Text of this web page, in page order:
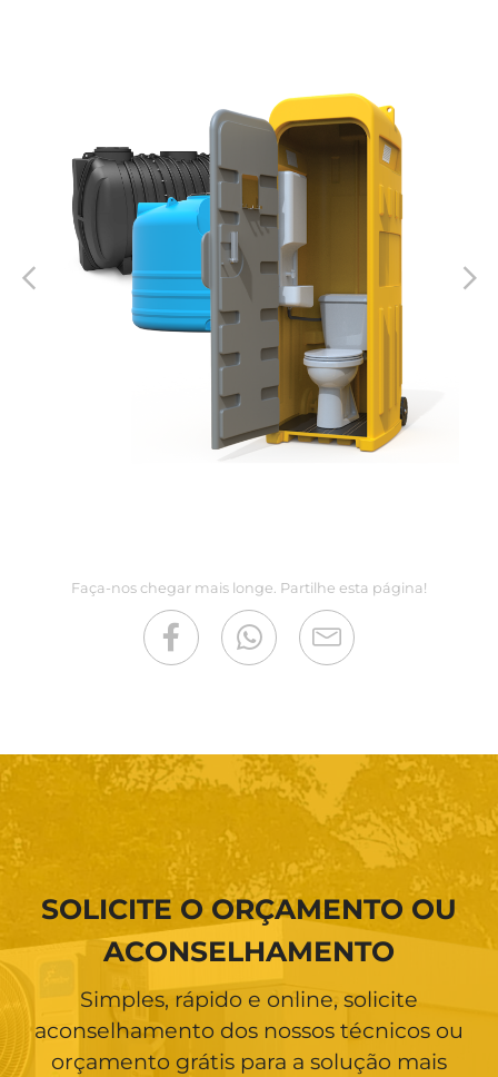
Faça-nos chegar mais longe. Partilhe esta página!
SOLICITE O ORÇAMENTO OU
ACONSELHAMENTO
Simples, rápido e online, solicite
aconselhamento dos nossos técnicos ou
orçamento grátis para a solução mais